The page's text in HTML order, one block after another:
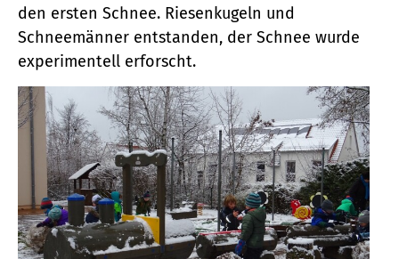
den ersten Schnee. Riesenkugeln und
Schneemänner entstanden, der Schnee wurde
experimentell erforscht.